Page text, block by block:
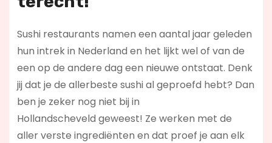
Sushi restaurants namen een aantal jaar geleden
hun intrek in Nederland en het lijkt wel of van de
een op de andere dag een nieuwe ontstaat. Denk
jij dat je de allerbeste sushi al geproefd hebt? Dan
ben je zeker nog niet bij in
Hollandscheveld geweest! Ze werken met de
aller verste ingrediënten en dat proef je aan elk